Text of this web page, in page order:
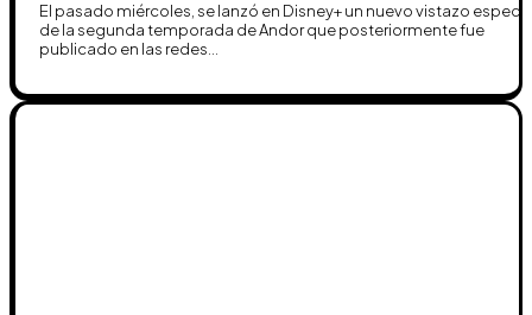
El pasado miércoles, se lanzó en Disney+ un nuevo vistazo
de la segunda temporada de Andor que posteriormente fue
publicado en las redes...